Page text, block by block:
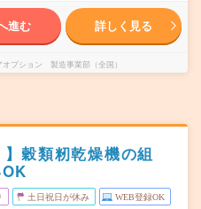
進む 詳しく見る
プション 製造事業部（全国）
】穀類籾乾燥機の組
土日祝日が休み WEB登録OK